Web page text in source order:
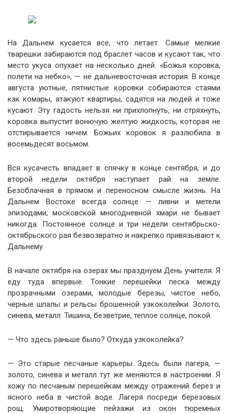
На Дальнем кусается все, что летает. Самые мелкие
тварешки забираются под браслет часов и кусают так, что
место укуса опухает на несколько дней. «Божья коровка,
полети на небко», — не дальневосточная история. В конце
августа уютные, пятнистые коровки собираются стаями
как комары, атакуют квартиры, садятся на людей и тоже
кусают. Эту гадость нельзя ни прихлопнуть, ни стряхнуть,
коровка выпустит вонючую желтую жидкость, которая не
отстирывается ничем. Божьих коровок я разлюбила в
восемьдесят восьмом.
Вся кусачесть впадает в спячку в конце сентября, и до
второй недели октября наступает рай на земле.
Безоблачная в прямом и переносном смысле жизнь. На
Дальнем Востоке всегда солнце — ливни и метели
эпизодами, московской многодневной хмари не бывает
никогда. Постоянное солнце и три недели сентябрьско-
октябрьского рая безвозвратно и накрепко привязывают к
Дальнему.
В начале октября на озерах мы празднуем День учителя. Я
еду туда впервые. Тонкие перешейки песка между
прозрачными озерами, молодые березы, чистое небо,
черные шпалы и рельсы брошенной узкоколейки. Золото,
синева, металл. Тишина, безветрие, теплое солнце, покой.
— Что здесь раньше было? Откуда узкоколейка?
— Это старые песчаные карьеры. Здесь были лагеря, —
золото, синева и металл тут же меняются в настроении. Я
хожу по песчаным перешейкам между отражений берез и
ясного неба в чистой воде. Лагеря посреди березовых
рощ. Умиротворяющие пейзажи из окон тюремных